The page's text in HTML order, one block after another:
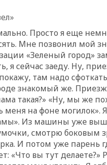
РФ
и
Просто я еще
Мне позвонил мой
«Зеленый город»
я сейчас заеду. Ну,
там надо
знакомый же.
такая?» «Ну, мы же
на фоне могилок».
Из машины уже
смотрю боковым
И потом уже парень
«Что вы тут делаете?»